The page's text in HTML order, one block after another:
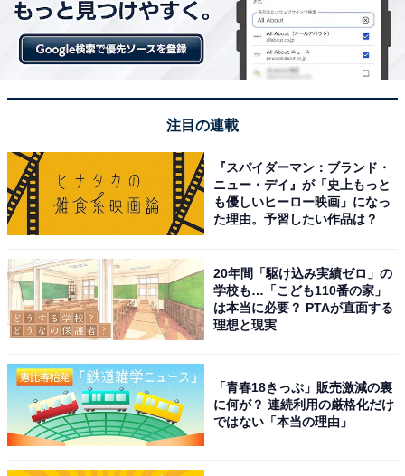
こちらもおすすめ
文武両道だと思う「京都府の私立進学校」ラン
注目の連載
『スパイダーマン：ブランド・
ニュー・デイ』が「史上もっと
も優しいヒーロー映画」になっ
た理由。予習したい作品は？
20年間「駆け込み実績ゼロ」の
学校も…「こども110番の家」
は本当に必要？ PTAが直面する
理想と現実
「青春18きっぷ」販売激減の裏
に何が？ 連続利用の厳格化だけ
ではない「本当の理由」